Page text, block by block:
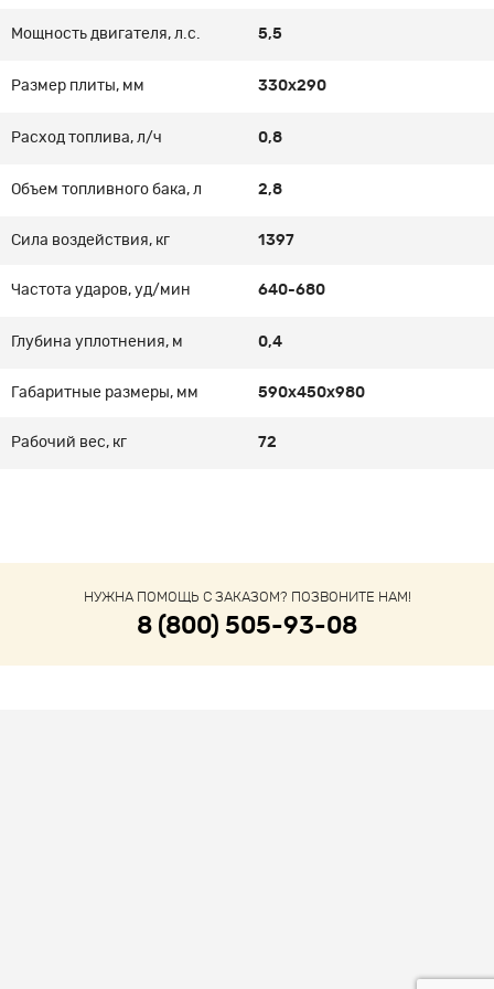
Мощность двигателя, л.с. 5,5
Размер плиты, мм 330х290
Расход топлива, л/ч 0,8
Объем топливного бака, л 2,8
Сила воздействия, кг 1397
Частота ударов, уд/мин 640-680
Глубина уплотнения, м 0,4
Габаритные размеры, мм 590х450х980
Рабочий вес, кг 72
НУЖНА ПОМОЩЬ С ЗАКАЗОМ? ПОЗВОНИТЕ НАМ!
8 (800) 505-93-08